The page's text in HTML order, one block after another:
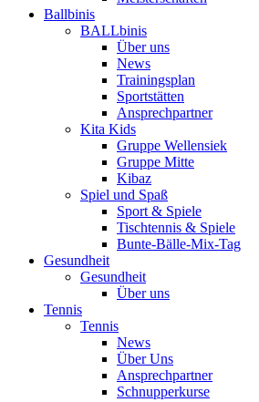
Ballbinis
BALLbinis
Über uns
News
Trainingsplan
Sportstätten
Ansprechpartner
Kita Kids
Gruppe Wellensiek
Gruppe Mitte
Kibaz
Spiel und Spaß
Sport & Spiele
Tischtennis & Spiele
Bunte-Bälle-Mix-Tag
Gesundheit
Gesundheit
Über uns
Tennis
Tennis
News
Über Uns
Ansprechpartner
Schnupperkurse